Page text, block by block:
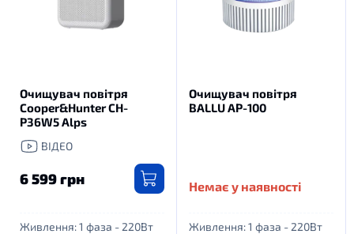
Очищувач повітря
Cooper&Hunter CH-
P36W5 Alps
ВІДЕО
6 599 грн
Живлення: 1 фаза - 220Вт
Очищувач повітря
BALLU AP-100
Немає у наявності
Живлення: 1 фаза - 220Вт